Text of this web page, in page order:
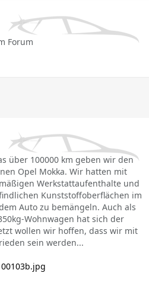
Forum
über 100000 km geben wir den
Opel Mokka. Wir hatten mit
Werkstattaufenthalte und
Kunststoffoberflächen im
Auto zu bemängeln. Auch als
Wohnwagen hat sich der
wollen wir hoffen, dass wir mit
sein werden...